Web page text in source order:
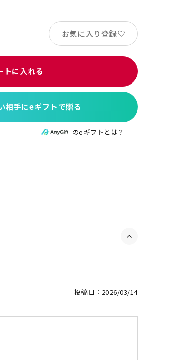
お気に入り登録
トに入れる
相手にeギフトで贈る
のeギフトとは？
投稿日 2026/03/14